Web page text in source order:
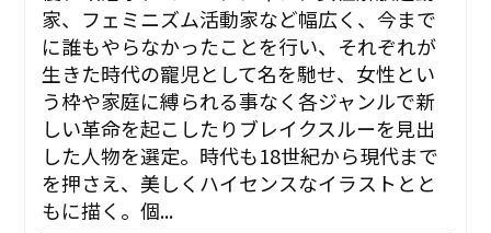
家、フェミニズム活動家など幅広く、今まで
に誰もやらなかったことを行い、それぞれが
生きた時代の寵児として名を馳せ、女性とい
う枠や家庭に縛られる事なく各ジャンルで新
しい革命を起こしたりブレイクスルーを見出
した人物を選定。時代も18世紀から現代まで
を押さえ、美しくハイセンスなイラストとと
もに描く。個...